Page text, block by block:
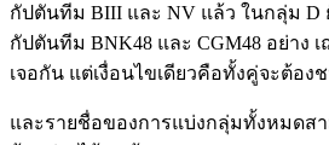
กัปตันทีม BIII และ NV แล้ว ในกลุ่ม D
กัปตันทีม BNK48 และ CGM48 อย่าง
เจอกัน แต่เงื่อนไขเดียวคือทั้งคู่จะต้อง
และรายชื่อของการแบ่งกลุ่มทั้งหมดส